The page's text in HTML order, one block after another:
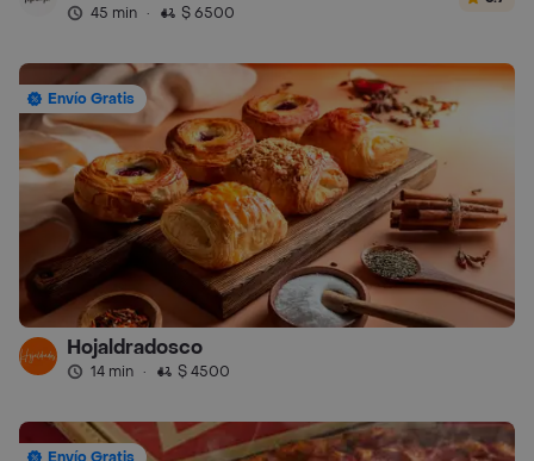
45 min · $ 6500
Envío Gratis
Hojaldradosco
14 min · $ 4500